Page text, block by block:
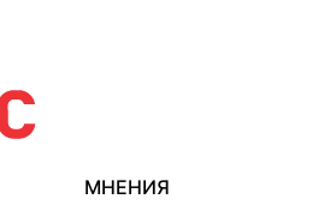
МНЕНИЯ